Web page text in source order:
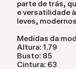
parte de trás,
e versatilidade
leves,
Medidas da
Altura: 1.79
Busto: 85
Cintura: 63